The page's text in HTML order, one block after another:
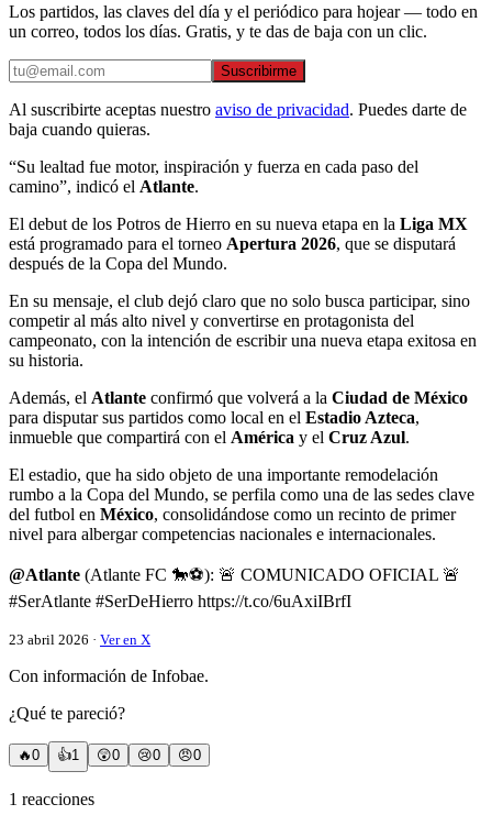
Los partidos, las claves del día y el periódico para hojear — todo en
un correo, todos los días. Gratis, y te das de baja con un clic.
Suscribirme
Al suscribirte aceptas nuestro aviso de privacidad. Puedes darte de
baja cuando quieras.
“Su lealtad fue motor, inspiración y fuerza en cada paso del
camino”, indicó el Atlante.
El debut de los Potros de Hierro en su nueva etapa en la Liga MX
está programado para el torneo Apertura 2026, que se disputará
después de la Copa del Mundo.
En su mensaje, el club dejó claro que no solo busca participar, sino
competir al más alto nivel y convertirse en protagonista del
campeonato, con la intención de escribir una nueva etapa exitosa en
su historia.
Además, el Atlante confirmó que volverá a la Ciudad de México
para disputar sus partidos como local en el Estadio Azteca,
inmueble que compartirá con el América y el Cruz Azul.
El estadio, que ha sido objeto de una importante remodelación
rumbo a la Copa del Mundo, se perfila como una de las sedes clave
del futbol en México, consolidándose como un recinto de primer
nivel para albergar competencias nacionales e internacionales.
@Atlante (Atlante FC 🐎⚽️): 🚨 COMUNICADO OFICIAL 🚨
#SerAtlante #SerDeHierro https://t.co/6uAxiIBrfI
23 abril 2026 · Ver en X
Con información de Infobae.
¿Qué te pareció?
🔥0 👍1 😲0 😢0 😠0
1 reacciones